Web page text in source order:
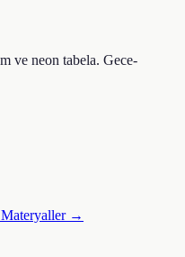
→
ve neon tabela. Gece-